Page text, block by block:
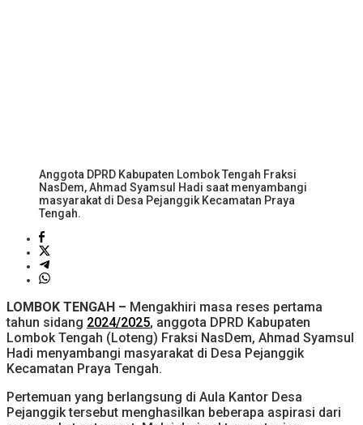
Anggota DPRD Kabupaten Lombok Tengah Fraksi
NasDem, Ahmad Syamsul Hadi saat menyambangi
masyarakat di Desa Pejanggik Kecamatan Praya
Tengah.
LOMBOK TENGAH – Mengakhiri masa reses pertama
tahun sidang 2024/2025, anggota DPRD Kabupaten
Lombok Tengah (Loteng) Fraksi NasDem, Ahmad Syamsul
Hadi menyambangi masyarakat di Desa Pejanggik
Kecamatan Praya Tengah.
Pertemuan yang berlangsung di Aula Kantor Desa
Pejanggik tersebut menghasilkan beberapa aspirasi dari